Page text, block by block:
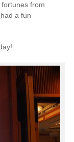
from
a fun